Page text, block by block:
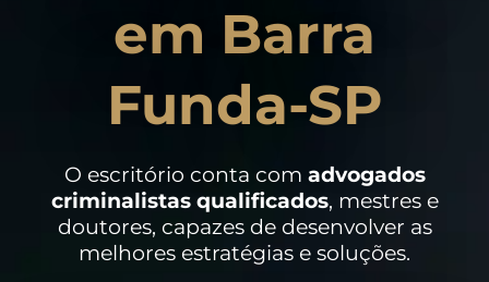
em Barra
Funda-SP
O escritório conta com advogados
criminalistasqualificados, mestres e
doutores, capazes de desenvolver as
melhores estratégias e soluções.